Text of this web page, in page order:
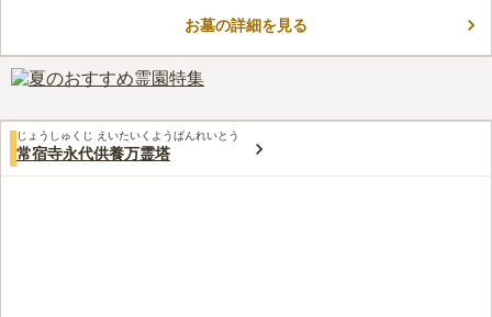
参りの前に待ち合わせをしたり、食事をした要るすることができ
ントです。
口コミ評価
お墓の詳細を見る
じょうしゅくじ えいたいくようばんれいとう
常宿寺永代供養万霊塔